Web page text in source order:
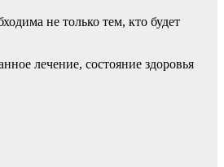
не только тем, кто будет
лечение, состояние здоровья